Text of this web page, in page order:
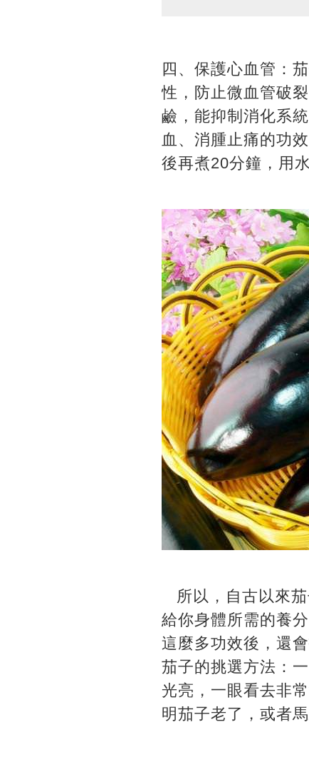
四、保護心血管：
性，防止微血管破
鹼，能抑制消化系
血、消腫止痛的功
後再煮20分鐘，用
所以，自古以來茄
給你身體所需的養
這麼多功效後，還
茄子的挑選方法：
光亮，一眼看去非
明茄子老了，或者